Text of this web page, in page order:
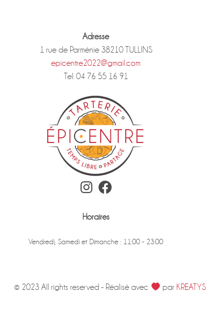
Adresse
1 rue de Parménie 38210 TULLINS
epicentre2022@gmail.com
Tel: 04 76 55 16 91
Instagram Facebook
Horaires
Vendredi, Samedi et Dimanche : 11:00 - 23:00
© 2023 All rights reserved - Réalisé avec par KREATYS